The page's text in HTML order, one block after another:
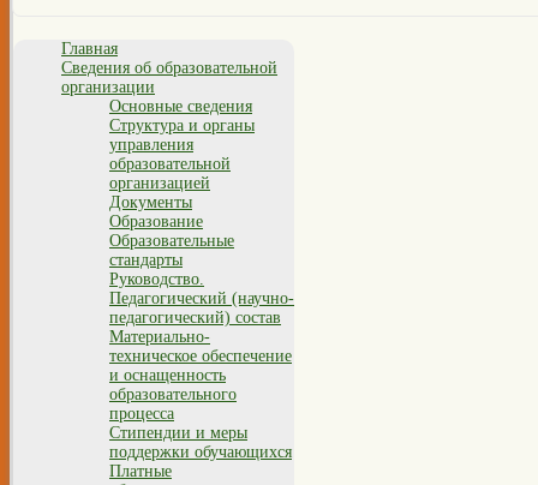
Главная
Сведения об образовательной
организации
Основные сведения
Структура и органы
управления
образовательной
организацией
Документы
Образование
Образовательные
стандарты
Руководство.
Педагогический (научно-
педагогический) состав
Материально-
техническое обеспечение
и оснащенность
образовательного
процесса
Стипендии и меры
поддержки обучающихся
Платные